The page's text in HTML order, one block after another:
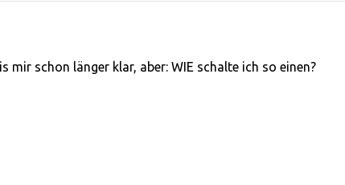
mir schon länger klar, aber: WIE schalte ich so einen?